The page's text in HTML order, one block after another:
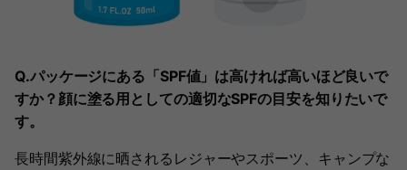
Q.パッケージにある「SPF値」は高ければ高いほど良いで
すか？顔に塗る用としての適切なSPFの目安を知りたいで
す。
長時間紫外線に晒されるレジャーやスポーツ、キャンプな